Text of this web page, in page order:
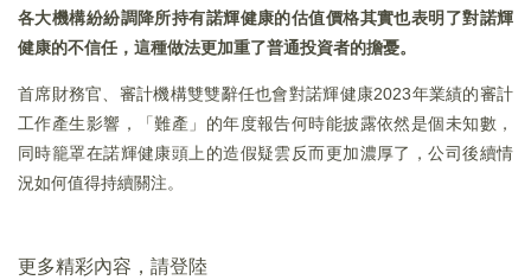
各大機構紛紛調降所持有諾輝健康的估值價格其實也表明了對諾輝
健康的不信任，這種做法更加重了普通投資者的擔憂。
首席財務官、審計機構雙雙辭任也會對諾輝健康2023年業績的審計
工作產生影響，「難產」的年度報告何時能披露依然是個未知數，
同時籠罩在諾輝健康頭上的造假疑雲反而更加濃厚了，公司後續情
況如何值得持續關注。
更多精彩內容，請登陸